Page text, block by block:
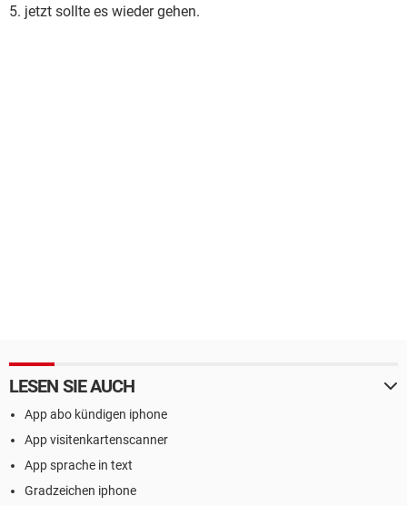
5. jetzt sollte es wieder gehen.
LESEN SIE AUCH
App abo kündigen iphone
App visitenkartenscanner
App sprache in text
Gradzeichen iphone